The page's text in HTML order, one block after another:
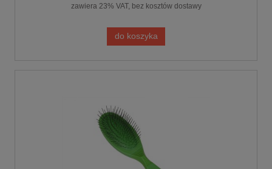
zawiera 23% VAT, bez kosztów dostawy
do koszyka